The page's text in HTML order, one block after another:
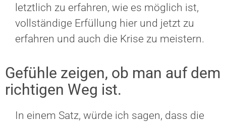
letztlich zu erfahren, wie es möglich ist,
vollständige Erfüllung hier und jetzt zu
erfahren und auch die Krise zu meistern.
Gefühle zeigen, ob man auf dem
richtigen Weg ist.
In einem Satz, würde ich sagen, dass die